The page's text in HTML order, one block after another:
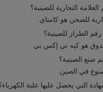
للصحن هو كامتاي.
الطراز للصينية؟
هو كيه تي إكس بي
صنع الصينية؟
في الصين.